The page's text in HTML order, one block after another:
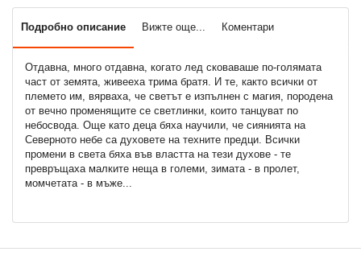
Подробно описание Вижте още... Коментари
Отдавна, много отдавна, когато лед сковаваше по-голямата
част от земята, живееха трима братя. И те, както всички от
племето им, вярваха, че светът е изпълнен с магия, породена
от вечно променящите се светлинки, които танцуват по
небосвода. Още като деца бяха научили, че сиянията на
Северното небе са духовете на техните предци. Всички
промени в света бяха във властта на тези духове - те
превръщаха малките неща в големи, зимата - в пролет,
момчетата - в мъже...